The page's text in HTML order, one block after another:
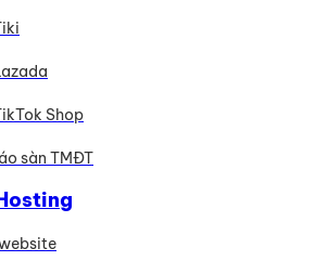
Shop
sàn TMĐT